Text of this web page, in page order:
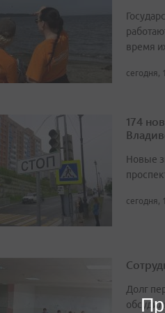
время
сегодня,
174
Новые
сегодня,
Долг